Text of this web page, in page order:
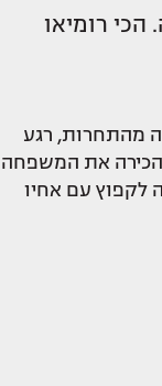
הכי רומיאו
שהודחה מהתחרות, רגע
הכירה את המשפחה
לקפוץ עם אחיו